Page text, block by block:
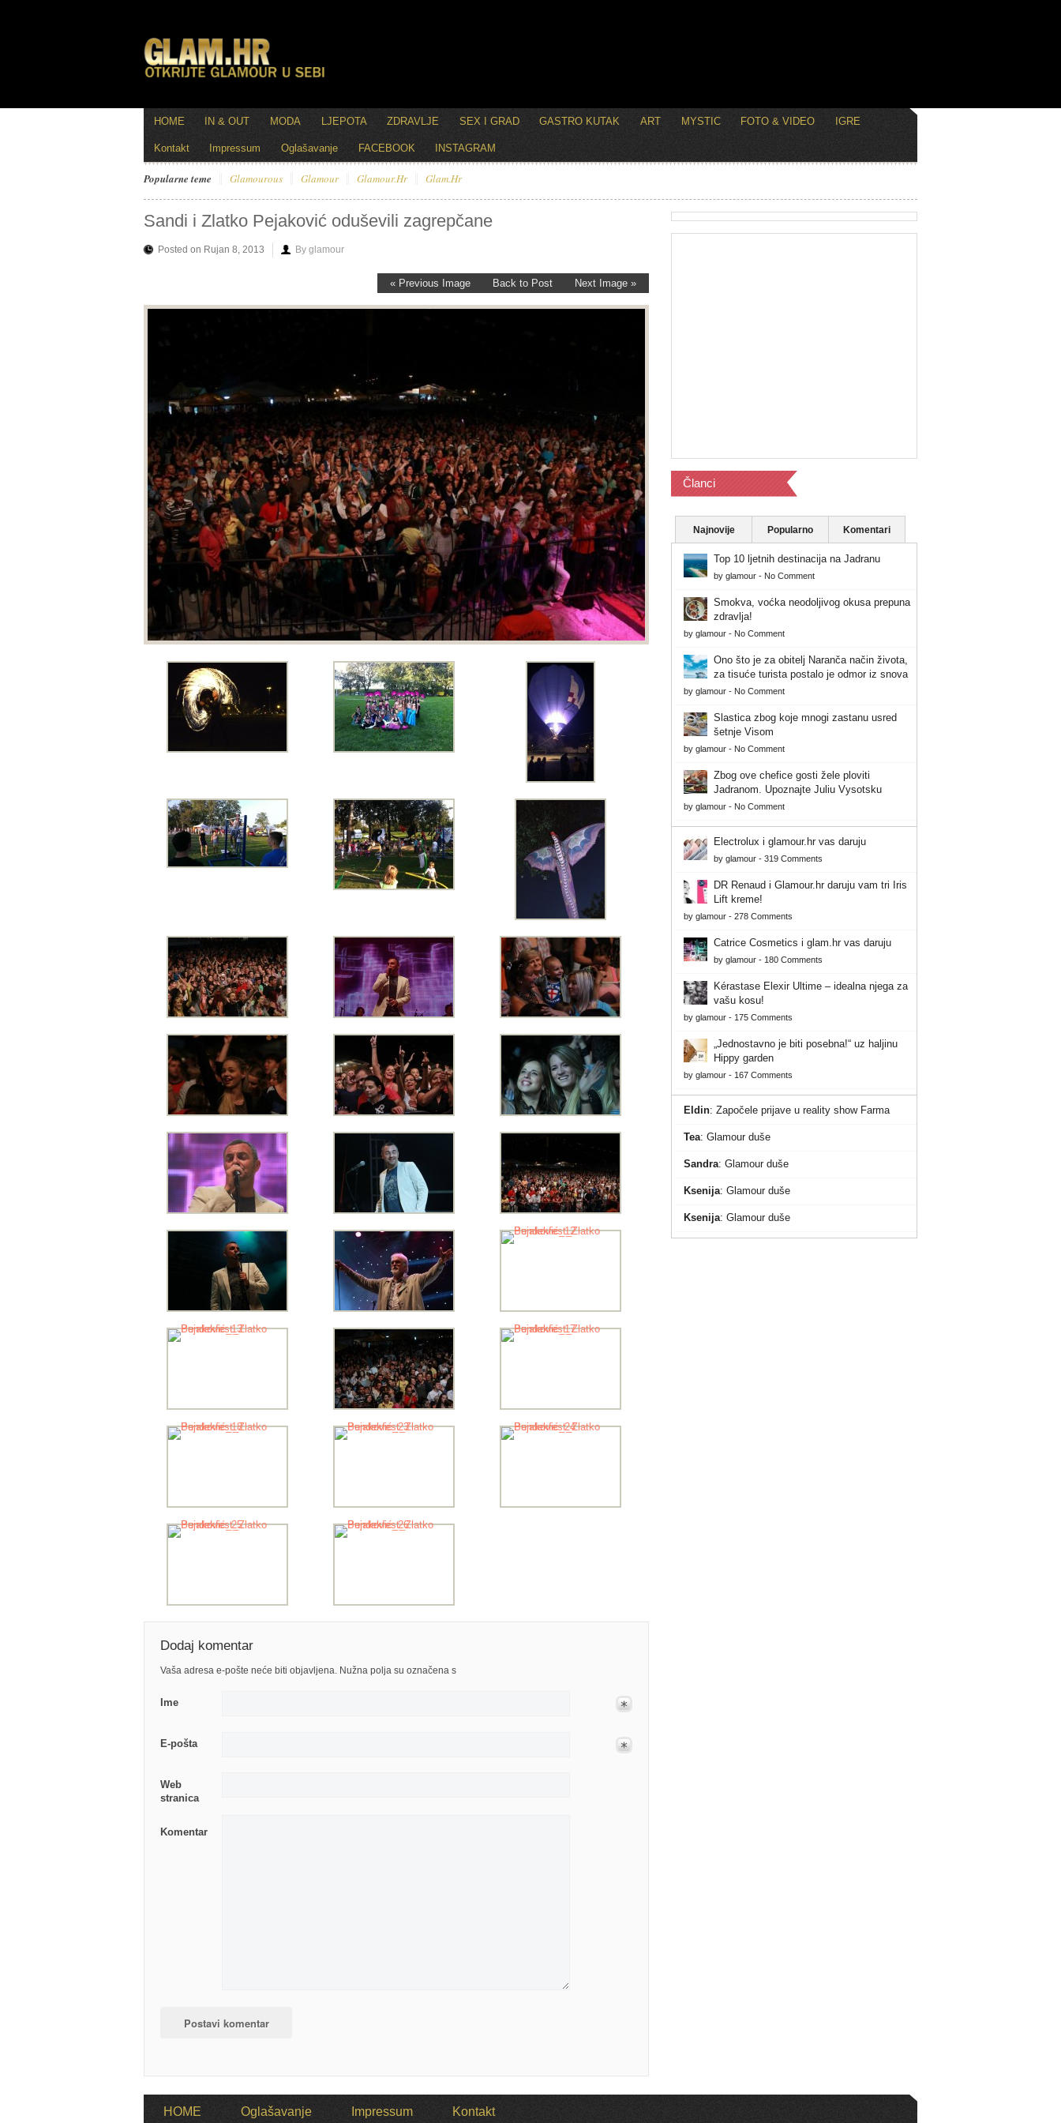
HOME IN & OUT MODA LJEPOTA ZDRAVLJE SEX I GRAD GASTRO KUTAK ART MYSTIC FOTO & VIDEO IGRE
Kontakt Impressum Oglašavanje FACEBOOK INSTAGRAM
Popularne teme Glamourous Glamour Glamour.hr Glam.hr
Sandi i Zlatko Pejaković oduševili zagrepčane
Posted on Rujan 8, 2013 By glamour
« Previous Image Back to Post Next Image »
Dodaj komentar
Vaša adresa e-pošte neće biti objavljena. Nužna polja su označena s
Ime
E-pošta
Web
stranica
Komentar
Članci
Najnovije Popularno Komentari
Top 10 ljetnih destinacija na Jadranu
by glamour - No Comment
Smokva, voćka neodoljivog okusa prepuna
zdravlja!
by glamour - No Comment
Ono što je za obitelj Naranča način života,
za tisuće turista postalo je odmor iz snova
by glamour - No Comment
Slastica zbog koje mnogi zastanu usred
šetnje Visom
by glamour - No Comment
Zbog ove chefice gosti žele ploviti
Jadranom. Upoznajte Juliu Vysotsku
by glamour - No Comment
Electrolux i glamour.hr vas daruju
by glamour - 319 Comments
DR Renaud i Glamour.hr daruju vam tri Iris
Lift kreme!
by glamour - 278 Comments
Catrice Cosmetics i glam.hr vas daruju
by glamour - 180 Comments
Kérastase Elexir Ultime – idealna njega za
vašu kosu!
by glamour - 175 Comments
„Jednostavno je biti posebna!“ uz haljinu
Hippy garden
by glamour - 167 Comments
Eldin: Započele prijave u reality show Farma
Tea: Glamour duše
Sandra: Glamour duše
Ksenija: Glamour duše
Ksenija: Glamour duše
HOME Oglašavanje Impressum Kontakt